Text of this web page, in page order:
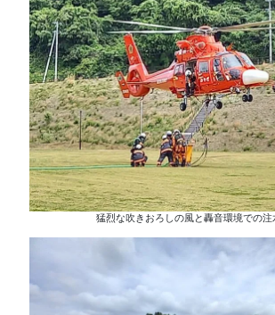
猛烈な吹きおろしの風と轟音環境での注